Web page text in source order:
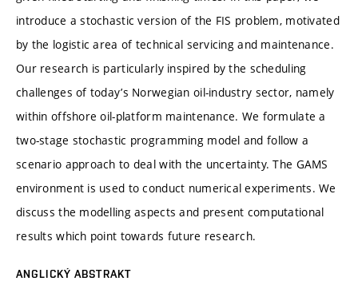
introduce a stochastic version of the FIS problem, motivated
by the logistic area of technical servicing and maintenance.
Our research is particularly inspired by the scheduling
challenges of today’s Norwegian oil-industry sector, namely
within offshore oil-platform maintenance. We formulate a
two-stage stochastic programming model and follow a
scenario approach to deal with the uncertainty. The GAMS
environment is used to conduct numerical experiments. We
discuss the modelling aspects and present computational
results which point towards future research.
ANGLICKÝ ABSTRAKT